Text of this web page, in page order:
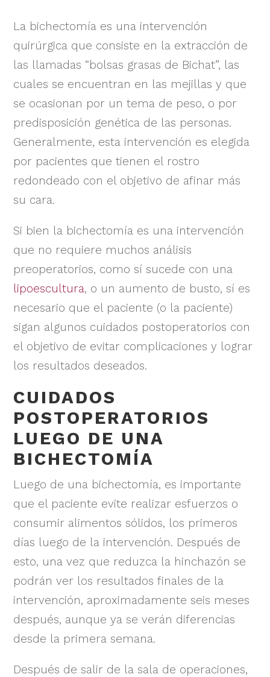
La bichectomía es una intervención
quirúrgica que consiste en la extracción de
las llamadas “bolsas grasas de Bichat”, las
cuales se encuentran en las mejillas y que
se ocasionan por un tema de peso, o por
predisposición genética de las personas.
Generalmente, esta intervención es elegida
por pacientes que tienen el rostro
redondeado con el objetivo de afinar más
su cara.
Si bien la bichectomía es una intervención
que no requiere muchos análisis
preoperatorios, como sí sucede con una
lipoescultura, o un aumento de busto, sí es
necesario que el paciente (o la paciente)
sigan algunos cuidados postoperatorios con
el objetivo de evitar complicaciones y lograr
los resultados deseados.
CUIDADOS
POSTOPERATORIOS
LUEGO DE UNA
BICHECTOMÍA
Luego de una bichectomía, es importante
que el paciente evite realizar esfuerzos o
consumir alimentos sólidos, los primeros
días luego de la intervención. Después de
esto, una vez que reduzca la hinchazón se
podrán ver los resultados finales de la
intervención, aproximadamente seis meses
después, aunque ya se verán diferencias
desde la primera semana.
Después de salir de la sala de operaciones,